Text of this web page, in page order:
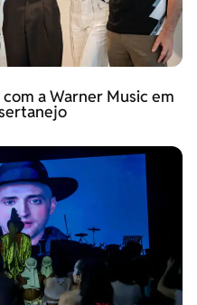
a Warner Music em